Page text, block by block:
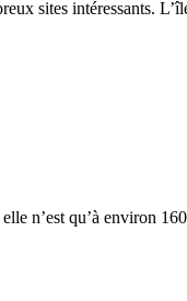
sites intéressants.
n’est qu’à environ